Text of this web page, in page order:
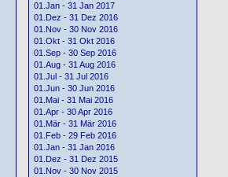
01.Jan - 31 Jan 2017
01.Dez - 31 Dez 2016
01.Nov - 30 Nov 2016
01.Okt - 31 Okt 2016
01.Sep - 30 Sep 2016
01.Aug - 31 Aug 2016
01.Jul - 31 Jul 2016
01.Jun - 30 Jun 2016
01.Mai - 31 Mai 2016
01.Apr - 30 Apr 2016
01.Mär - 31 Mär 2016
01.Feb - 29 Feb 2016
01.Jan - 31 Jan 2016
01.Dez - 31 Dez 2015
01.Nov - 30 Nov 2015